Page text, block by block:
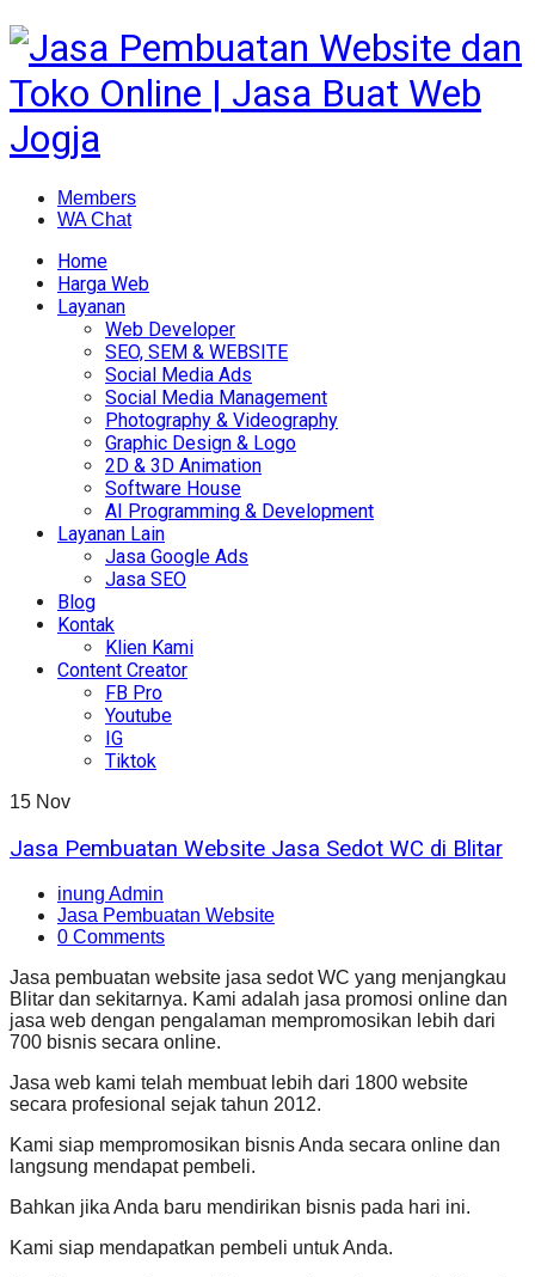
Members
WA Chat
Home
Harga Web
Layanan
Web Developer
SEO, SEM & WEBSITE
Social Media Ads
Social Media Management
Photography & Videography
Graphic Design & Logo
2D & 3D Animation
Software House
AI Programming & Development
Layanan Lain
Jasa Google Ads
Jasa SEO
Blog
Kontak
Klien Kami
Content Creator
FB Pro
Youtube
IG
Tiktok
15 Nov
Jasa Pembuatan Website Jasa Sedot WC di Blitar
inung Admin
Jasa Pembuatan Website
0 Comments
Jasa pembuatan website jasa sedot WC yang menjangkau
Blitar dan sekitarnya. Kami adalah jasa promosi online dan
jasa web dengan pengalaman mempromosikan lebih dari
700 bisnis secara online.
Jasa web kami telah membuat lebih dari 1800 website
secara profesional sejak tahun 2012.
Kami siap mempromosikan bisnis Anda secara online dan
langsung mendapat pembeli.
Bahkan jika Anda baru mendirikan bisnis pada hari ini.
Kami siap mendapatkan pembeli untuk Anda.